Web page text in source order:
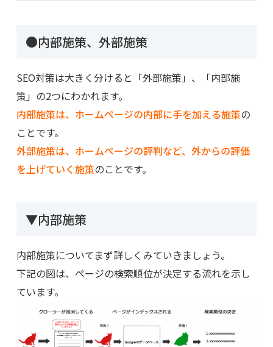
●内部施策、外部施策
SEO対策は大きく分けると「外部施策」、「内部施
策」の2つにわかれます。
内部施策は、ホームページの内部に手を加える施策の
ことです。
外部施策は、ホームページの評判など、外からの評価
を上げていく施策のことです。
▼内部施策
内部施策についてまず詳しくみていきましょう。
下記の図は、ページの検索順位が決定する流れを示し
ています。